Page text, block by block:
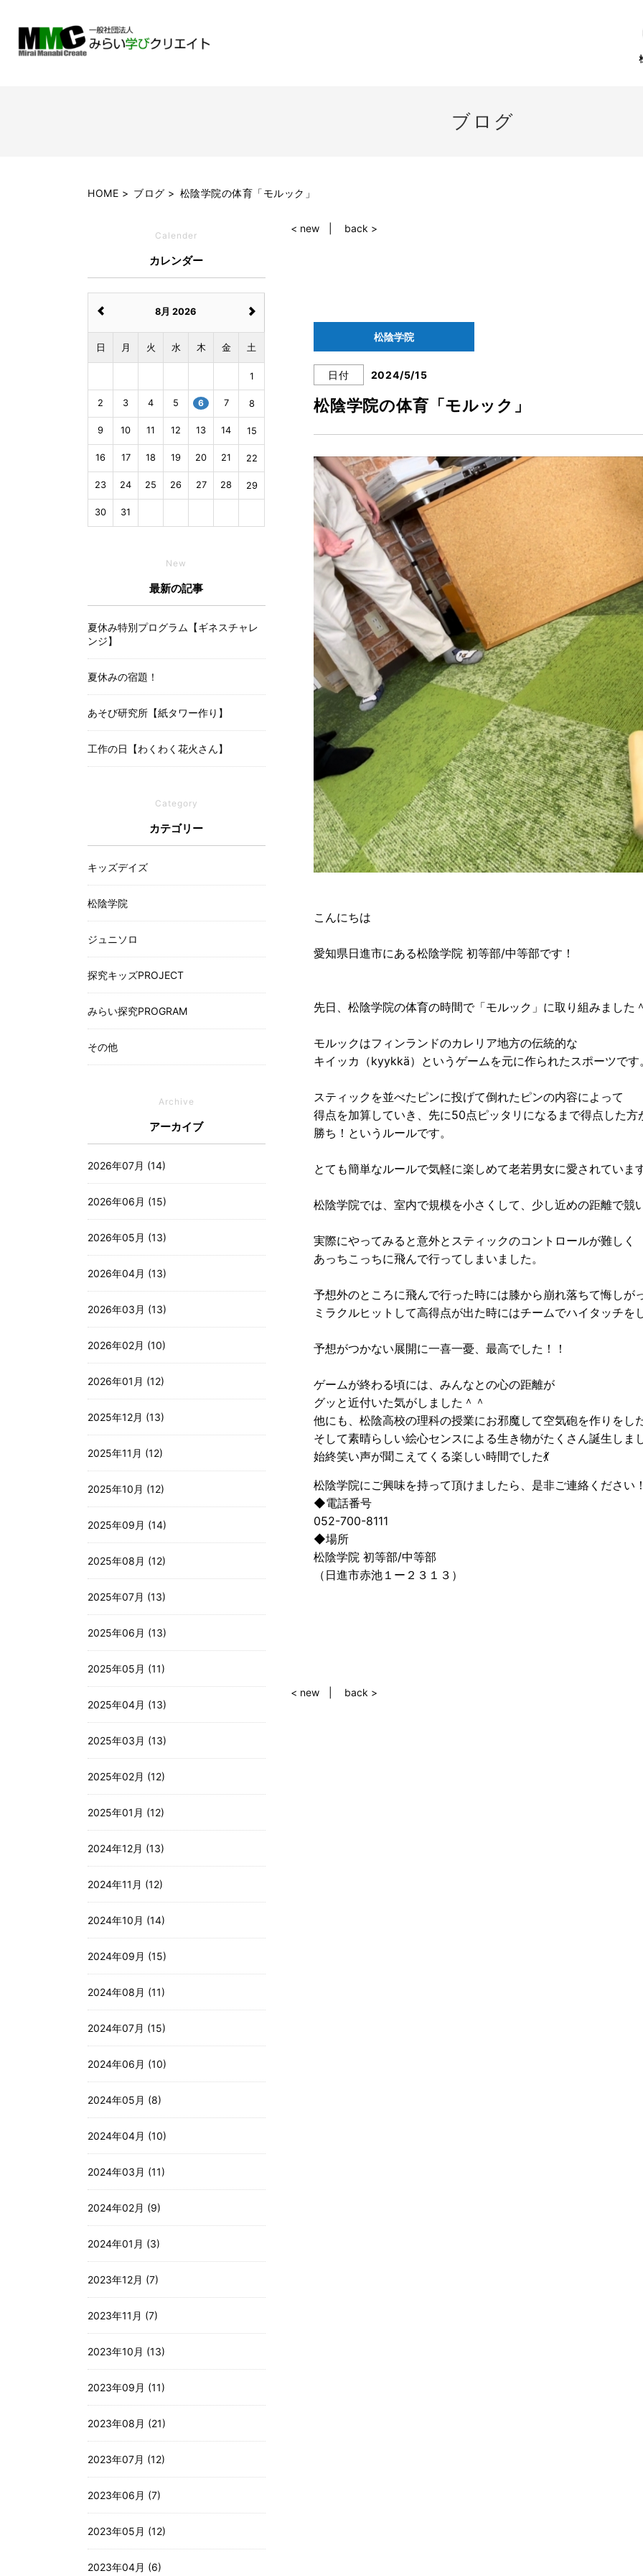
ブログ
HOME ブログ 松陰学院の体育「モルック」
< new back >
松陰学院
日付 2024/5/15
松陰学院の体育「モルック」
こんにちは
愛知県日進市にある松陰学院 初等部/中等部です！
先日、松陰学院の体育の時間で「モルック」に取り組みました
モルックはフィンランドのカレリア地方の伝統的な
キイッカ（kyykkä）というゲームを元に作られたスポーツです
スティックを並べたピンに投げて倒れたピンの内容によって
得点を加算していき、先に50点ピッタリになるまで得点した方
勝ち！というルールです。
とても簡単なルールで気軽に楽しめて老若男女に愛されていま
松陰学院では、室内で規模を小さくして、少し近めの距離で競
実際にやってみると意外とスティックのコントロールが難しく
あっちこっちに飛んで行ってしまいました。
予想外のところに飛んで行った時には膝から崩れ落ちて悔しが
ミラクルヒットして高得点が出た時にはチームでハイタッチを
予想がつかない展開に一喜一憂、最高でした！！
ゲームが終わる頃には、みんなとの心の距離が
グッと近付いた気がしました＾＾
他にも、松陰高校の理科の授業にお邪魔して空気砲を作りを
そして素晴らしい絵心センスによる生き物がたくさん誕生しま
始終笑い声が聞こえてくる楽しい時間でした💃
松陰学院にご興味を持って頂けましたら、是非ご連絡ください
◆電話番号
052-700-8111
◆場所
松陰学院 初等部/中等部
（日進市赤池１ー２３１３）
< new back >
Calender
カレンダー
8月 2026
日 月 火 水 木 金 土
1
2 3 4 5 6 7 8
9 10 11 12 13 14 15
16 17 18 19 20 21 22
23 24 25 26 27 28 29
30 31
New
最新の記事
夏休み特別プログラム【ギネスチャレ
ンジ】
夏休みの宿題！
あそび研究所【紙タワー作り】
工作の日【わくわく花火さん】
Category
カテゴリー
キッズデイズ
松陰学院
ジュニソロ
探究キッズPROJECT
みらい探究PROGRAM
その他
Archive
アーカイブ
2026年07月 (14)
2026年06月 (15)
2026年05月 (13)
2026年04月 (13)
2026年03月 (13)
2026年02月 (10)
2026年01月 (12)
2025年12月 (13)
2025年11月 (12)
2025年10月 (12)
2025年09月 (14)
2025年08月 (12)
2025年07月 (13)
2025年06月 (13)
2025年05月 (11)
2025年04月 (13)
2025年03月 (13)
2025年02月 (12)
2025年01月 (12)
2024年12月 (13)
2024年11月 (12)
2024年10月 (14)
2024年09月 (15)
2024年08月 (11)
2024年07月 (15)
2024年06月 (10)
2024年05月 (8)
2024年04月 (10)
2024年03月 (11)
2024年02月 (9)
2024年01月 (3)
2023年12月 (7)
2023年11月 (7)
2023年10月 (13)
2023年09月 (11)
2023年08月 (21)
2023年07月 (12)
2023年06月 (7)
2023年05月 (12)
2023年04月 (6)